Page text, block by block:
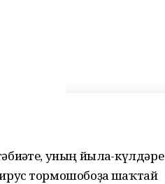
уның йылға-күлдәре
тормошобоҙға шаҡтай